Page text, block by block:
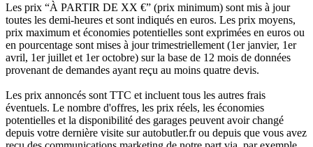
Les prix “À PARTIR DE XX €” (prix minimum) sont mis à jour
toutes les demi-heures et sont indiqués en euros. Les prix moyens,
prix maximum et économies potentielles sont exprimées en euros ou
en pourcentage sont mises à jour trimestriellement (1er janvier, 1er
avril, 1er juillet et 1er octobre) sur la base de 12 mois de données
provenant de demandes ayant reçu au moins quatre devis.
Les prix annoncés sont TTC et incluent tous les autres frais
éventuels. Le nombre d'offres, les prix réels, les économies
potentielles et la disponibilité des garages peuvent avoir changé
depuis votre dernière visite sur autobutler.fr ou depuis que vous avez